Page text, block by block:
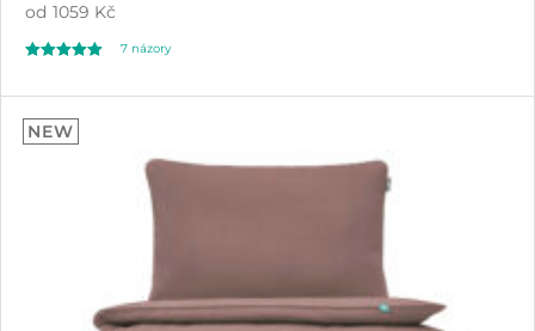
od 1059 Kč
z 5 na základě
7 názory
NEW